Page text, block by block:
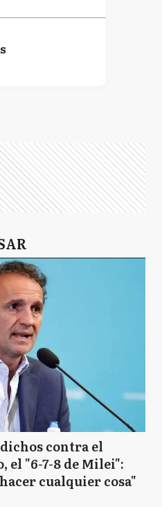
contra el
el "6-7-8 de Milei":
cualquier cosa"